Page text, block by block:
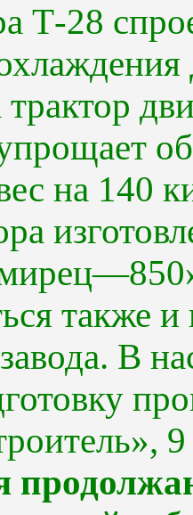
Т-28
на 140
также
В